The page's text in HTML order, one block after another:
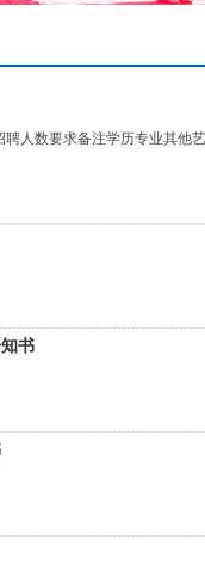
1 2 3 4 5
人数要求备注学历专业其他
书